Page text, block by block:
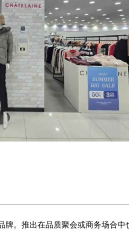
。推出在品质聚会或商务场合